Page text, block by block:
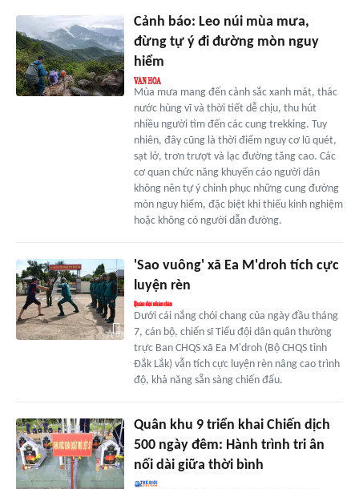
Cảnh báo: Leo núi mùa mưa,
đừng tự ý đi đường mòn nguy
hiểm
Mùa mưa mang đến cảnh sắc xanh mát, thác
nước hùng vĩ và thời tiết dễ chịu, thu hút
nhiều người tìm đến các cung trekking. Tuy
nhiên, đây cũng là thời điểm nguy cơ lũ quét,
sạt lở, trơn trượt và lạc đường tăng cao. Các
cơ quan chức năng khuyến cáo người dân
không nên tự ý chinh phục những cung đường
mòn nguy hiểm, đặc biệt khi thiếu kinh nghiệm
hoặc không có người dẫn đường.
'Sao vuông' xã Ea M'droh tích cực
luyện rèn
Dưới cái nắng chói chang của ngày đầu tháng
7, cán bộ, chiến sĩ Tiểu đội dân quân thường
trực Ban CHQS xã Ea M'droh (Bộ CHQS tỉnh
Đắk Lắk) vẫn tích cực luyện rèn nâng cao trình
độ, khả năng sẵn sàng chiến đấu.
Quân khu 9 triển khai Chiến dịch
500 ngày đêm: Hành trình tri ân
nối dài giữa thời bình